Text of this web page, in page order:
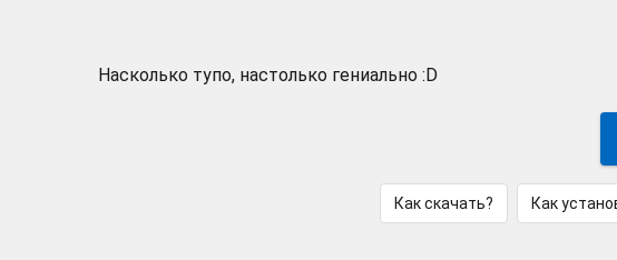
Насколько тупо, настолько гениально :D
Как скачать? Как